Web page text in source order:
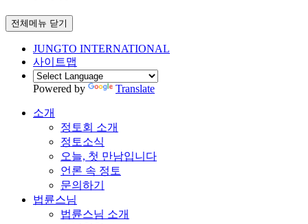
전체메뉴 닫기
JUNGTO INTERNATIONAL
사이트맵
Powered by Translate
소개
정토회 소개
정토소식
오늘, 첫 만남입니다
언론 속 정토
문의하기
법륜스님
법륜스님 소개